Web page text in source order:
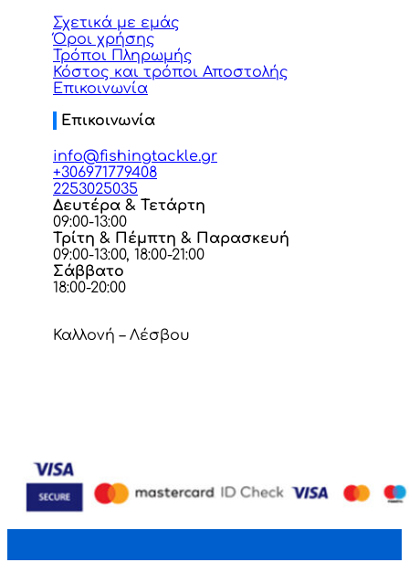
Σχετικά με εμάς
Όροι χρήσης
Τρόποι Πληρωμής
Κόστος και τρόποι Αποστολής
Επικοινωνία
Επικοινωνία
info@fishingtackle.gr
+306971779408
2253025035
Δευτέρα & Τετάρτη
09:00-13:00
Τρίτη & Πέμπτη & Παρασκευή
09:00-13:00, 18:00-21:00
Σάββατο
18:00-20:00
Καλλονή – Λέσβου